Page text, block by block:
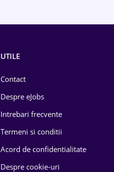
UTILE
Contact
Despre eJobs
Intrebari frecvente
Termeni si conditii
Acord de confidentialitate
Despre cookie-uri